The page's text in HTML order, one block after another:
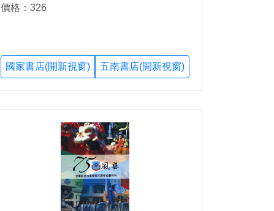
價格：326
國家書店(開新視窗) 五南書店(開新視窗)